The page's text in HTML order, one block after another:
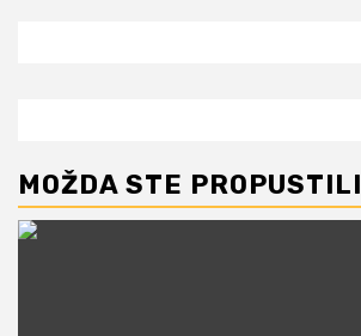
MOŽDA STE PROPUSTILI